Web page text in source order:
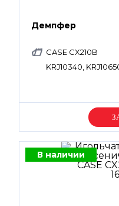
Демпфер
CASE CX210B
KRJ10340,
В наличии